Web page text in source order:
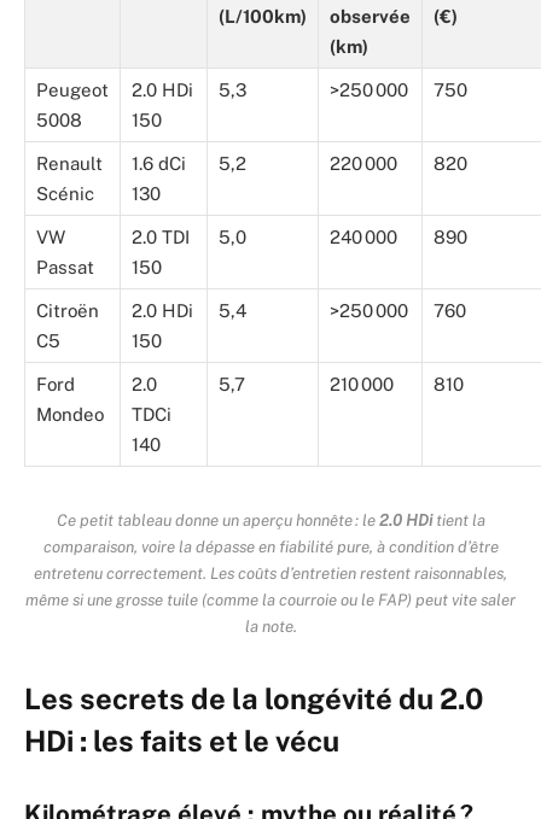
(L/100km)
observée
(km)
(€)
Peugeot
5008
2.0 HDi
150
5,3 >250 000 750
Renault
Scénic
1.6 dCi
130
5,2 220 000 820
VW
Passat
2.0 TDI
150
5,0 240 000 890
Citroën
C5
2.0 HDi
150
5,4 >250 000 760
Ford
Mondeo
2.0
TDCi
140
5,7 210 000 810
Ce petit tableau donne un aperçu honnête : le2.0 HDitient la
comparaison, voire la dépasse en fiabilité pure, à condition d’être
entretenu correctement. Les coûts d’entretien restent raisonnables,
même si une grosse tuile (comme la courroie ou le FAP) peut vite saler
la note.
Les secrets de la longévité du 2.0
HDi : les faits et le vécu